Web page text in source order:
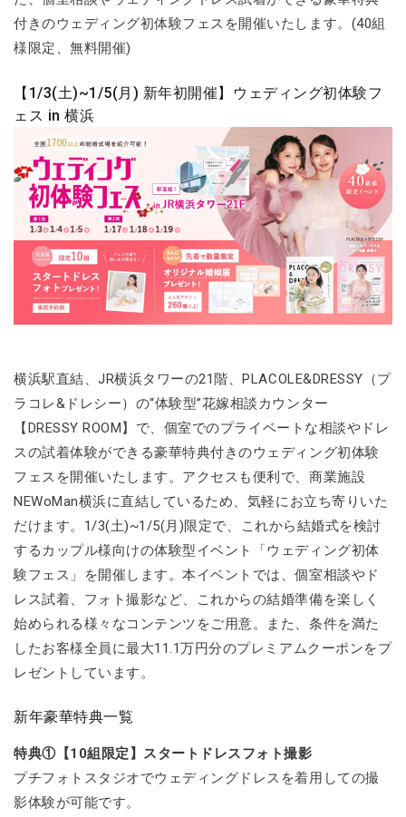
付きのウェディング初体験フェスを開催いたします。(40組
様限定、無料開催)
【1/3(土)~1/5(月) 新年初開催】ウェディング初体験フ
ェス in 横浜
横浜駅直結、JR横浜タワーの21階、PLACOLE&DRESSY（プ
ラコレ&ドレシー）の“体験型”花嫁相談カウンター
【DRESSY ROOM】で、個室でのプライベートな相談やドレ
スの試着体験ができる豪華特典付きのウェディング初体験
フェスを開催いたします。アクセスも便利で、商業施設
NEWoMan横浜に直結しているため、気軽にお立ち寄りいた
だけます。1/3(土)~1/5(月)限定で、これから結婚式を検討
するカップル様向けの体験型イベント「ウェディング初体
験フェス」を開催します。本イベントでは、個室相談やド
レス試着、フォト撮影など、これからの結婚準備を楽しく
始められる様々なコンテンツをご用意。また、条件を満た
したお客様全員に最大11.1万円分のプレミアムクーポンをプ
レゼントしています。
新年豪華特典一覧
特典①【10組限定】スタートドレスフォト撮影
プチフォトスタジオでウェディングドレスを着用しての撮
影体験が可能です。